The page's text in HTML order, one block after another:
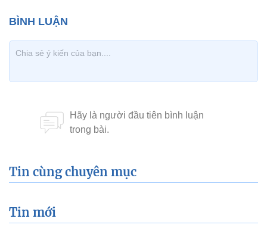
Tin cùng chuyên mục
Tin mới